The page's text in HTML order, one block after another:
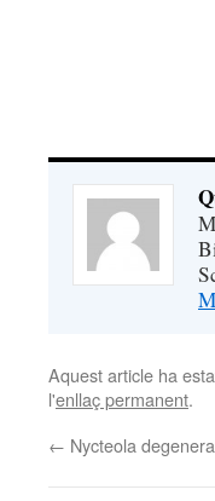
Aquest article ha
l'enllaç permanent.
← Nycteola